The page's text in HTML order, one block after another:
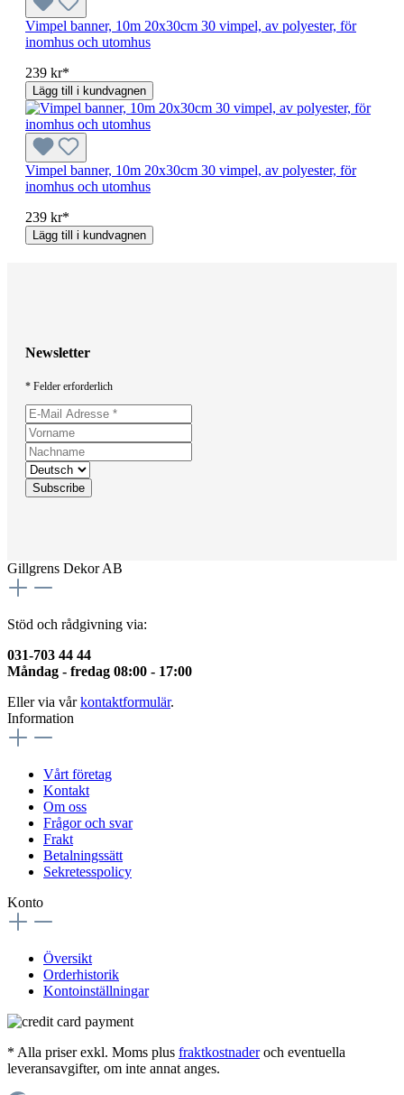
Vimpel banner, 10m 20x30cm 30 vimpel, av polyester, för
inomhus och utomhus
239 kr*
Lägg till i kundvagnen
Vimpel banner, 10m 20x30cm 30 vimpel, av polyester, för
inomhus och utomhus
239 kr*
Lägg till i kundvagnen
Newsletter
* Felder erforderlich
Gillgrens Dekor AB
Stöd och rådgivning via:
031-703 44 44
Måndag - fredag 08:00 - 17:00
Eller via vårkontaktformulär.
Information
Vårt företag
Kontakt
Om oss
Frågor och svar
Frakt
Betalningssätt
Sekretesspolicy
Konto
Översikt
Orderhistorik
Kontoinställningar
* Alla priser exkl. Moms plus fraktkostnaderoch eventuella
leveransavgifter, om inte annat anges.